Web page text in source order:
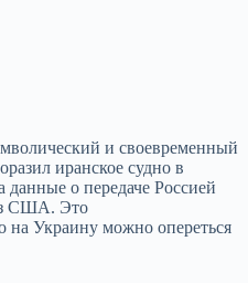
и своевременный
иранское судно в
данные о передаче Россией
США. Это
на Украину можно опереться